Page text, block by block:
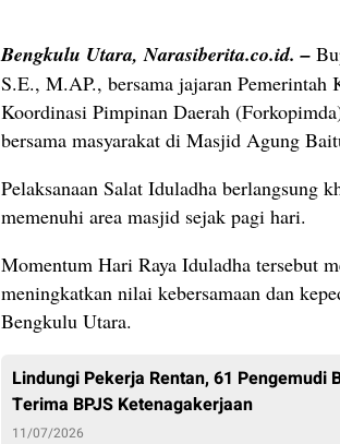
Bengkulu Utara, Narasiberita.co.id. –
S.E., M.AP., bersama jajaran
Koordinasi Pimpinan Daerah
bersama masyarakat di Masjid Agung
Pelaksanaan Salat Iduladha berlangsung
memenuhi area masjid sejak pagi hari.
Momentum Hari Raya Iduladha tersebut
meningkatkan nilai kebersamaan dan
Bengkulu Utara.
Lindungi Pekerja Rentan, 61 Pengemudi
Terima BPJS Ketenagakerjaan
11/07/2026